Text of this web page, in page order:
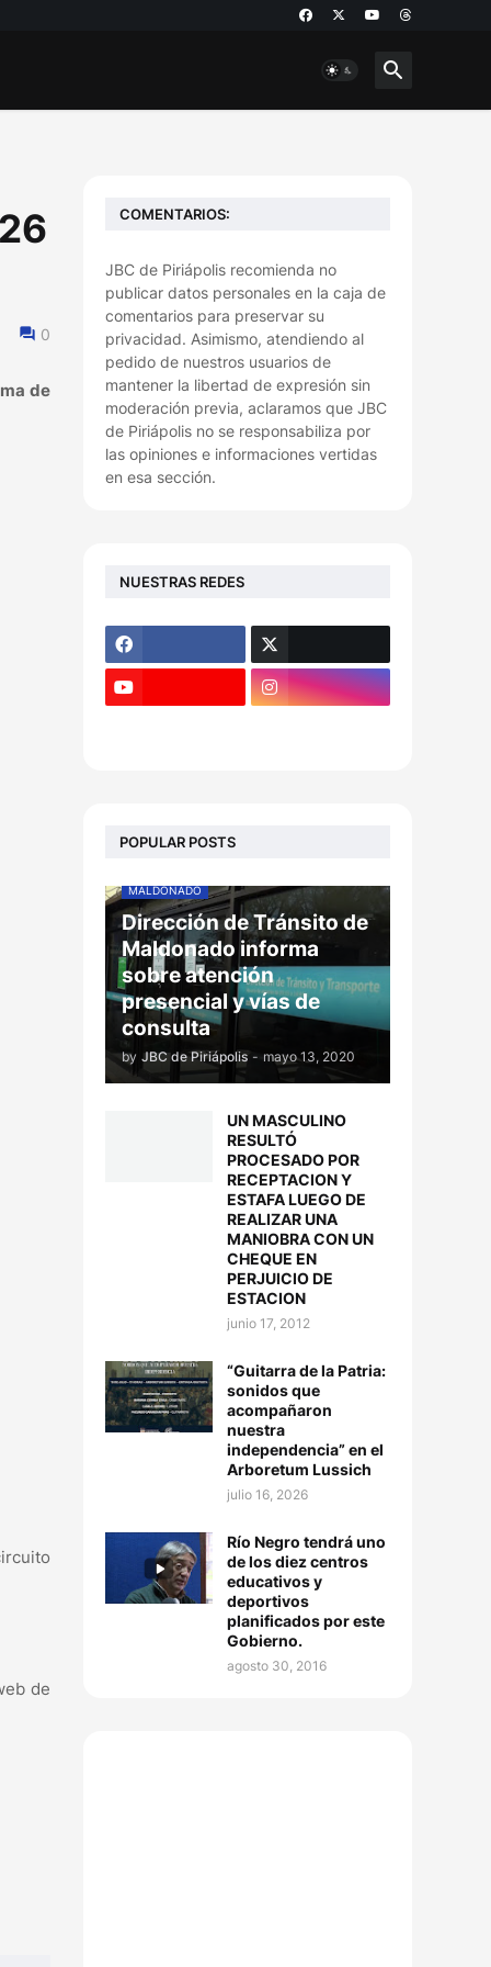
0
de
de
COMENTARIOS:
JBC de Piriápolis recomienda no
publicar datos personales en la caja de
comentarios para preservar su
privacidad. Asimismo, atendiendo al
pedido de nuestros usuarios de
mantener la libertad de expresión sin
moderación previa, aclaramos que JBC
de Piriápolis no se responsabiliza por
las opiniones e informaciones vertidas
en esa sección.
NUESTRAS REDES
POPULAR POSTS
MALDONADO
Dirección de Tránsito de
Maldonado informa
sobre atención
presencial y vías de
consulta
by JBC de Piriápolis - mayo 13, 2020
UN MASCULINO
RESULTÓ
PROCESADO POR
RECEPTACION Y
ESTAFA LUEGO DE
REALIZAR UNA
MANIOBRA CON UN
CHEQUE EN
PERJUICIO DE
ESTACION
junio 17, 2012
“Guitarra de la Patria:
sonidos que
acompañaron
nuestra
independencia” en el
Arboretum Lussich
julio 16, 2026
Río Negro tendrá uno
de los diez centros
educativos y
deportivos
planificados por este
Gobierno.
agosto 30, 2016